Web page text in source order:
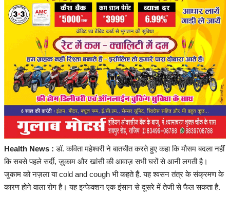
राजनीति
मैगज़ीन की लेख
All
मैगज़ीन की लेख
प्रमुख खबर
हेल्थ
Health News : डॉ. कविता महेश्वरी ने बातचीत करते हुए कहा कि मौसम बदला नहीं
कि सबसे पहले सर्दी, ज़ुकाम और खांसी की आवाज़ सभी घरों से आनी लगती है।
जुकाम को नज़ला या cold and cough भी कहते हैं. यह श्वसन तंत्र के संक्रमण के
कारण होने वाला रोग है। यह इन्फेक्शन एक इंसान से दूसरे में तेजी से फैल सकता है.